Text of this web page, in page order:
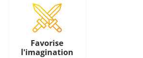
Favorise
l'imagination